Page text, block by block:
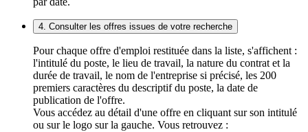
4. Consulter les offres issues de votre recherche
Pour chaque offre d'emploi restituée dans la liste, s'affichent :
l'intitulé du poste, le lieu de travail, la nature du contrat et la
durée de travail, le nom de l'entreprise si précisé, les 200
premiers caractères du descriptif du poste, la date de
publication de l'offre.
Vous accédez au détail d'une offre en cliquant sur son intitulé
ou sur le logo sur la gauche. Vous retrouvez :